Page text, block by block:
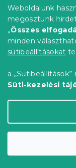
Weboldalunk
megosztunk
„Összes
minden
sütibeállításokat
a
Süti-kezelési
-15% "MINUSZ15"